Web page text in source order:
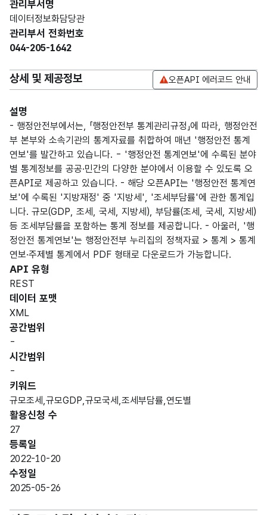
관리부서명
데이터정보화담당관
관리부서 전화번호
044-205-1642
상세 및 제공정보 오픈API 에러코드 안내
설명
- 행정안전부에서는, 「행정안전부 통계관리규정」에 따라, 행정안전
부 본부와 소속기관의 통계자료를 취합하여 매년 '행정안전 통계
연보'를 발간하고 있습니다. - '행정안전 통계연보'에 수록된 분야
별 통계정보를 공공·민간의 다양한 분야에서 이용할 수 있도록 오
픈API로 제공하고 있습니다. - 해당 오픈API는 '행정안전 통계연
보'에 수록된 '지방재정' 중 '지방세', '조세부담률'에 관한 통계입
니다. 규모(GDP, 조세, 국세, 지방세), 부담률(조세, 국세, 지방세)
등 조세부담률을 포함하는 통계 정보를 제공합니다. - 아울러, '행
정안전 통계연보'는 행정안전부 누리집의 정책자료 > 통계 > 통계
연보·주제별 통계에서 PDF 형태로 다운로드가 가능합니다.
API 유형
REST
데이터 포맷
XML
공간범위
-
시간범위
-
키워드
규모조세,규모GDP,규모국세,조세부담률,연도별
활용신청 수
27
등록일
2022-10-20
수정일
2025-05-26